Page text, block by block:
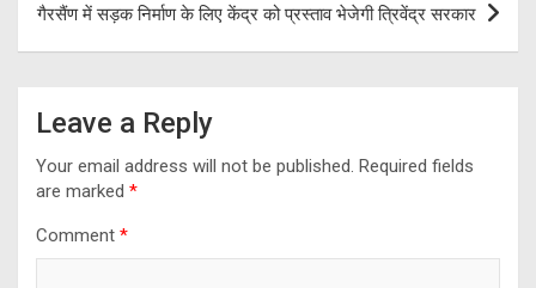
गैरसैंण में सड़क निर्माण के लिए केंद्र को प्रस्ताव भेजेगी त्रिवेंद्र सरकार
Leave a Reply
Your email address will not be published. Required fields
are marked *
Comment *